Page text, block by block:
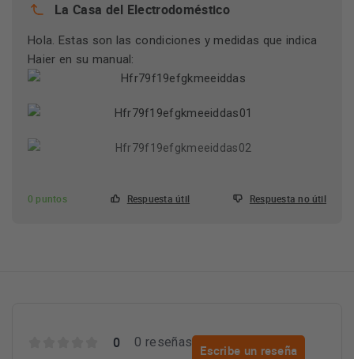
La Casa del Electrodoméstico
Hola. Estas son las condiciones y medidas que indica
Haier en su manual:
0 puntos Respuesta útil Respuesta no útil
0 0 reseñas
Escribe un reseña